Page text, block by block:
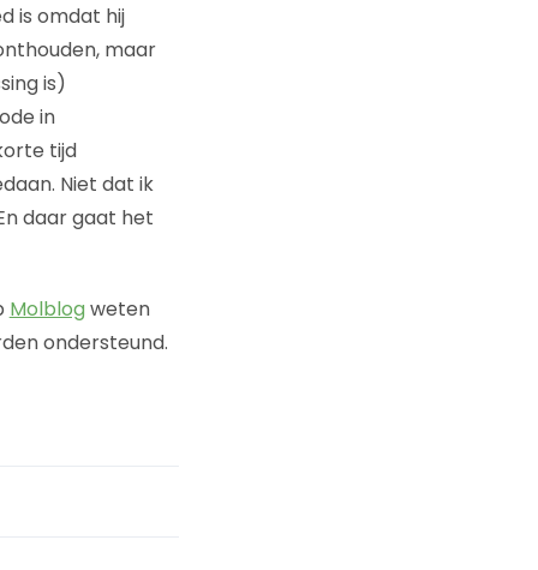
is omdat hij
maar
is)
in
tijd
Niet dat ik
daar gaat het
Molblog weten
ondersteund.